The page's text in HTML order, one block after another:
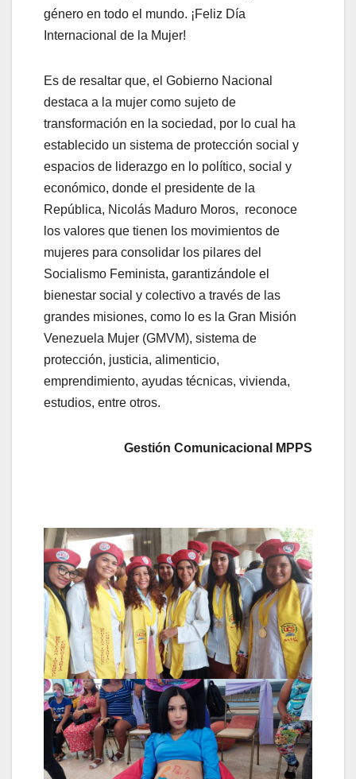
género en todo el mundo. ¡Feliz Día
Internacional de la Mujer!
Es de resaltar que, el Gobierno Nacional
destaca a la mujer como sujeto de
transformación en la sociedad, por lo cual ha
establecido un sistema de protección social y
espacios de liderazgo en lo político, social y
económico, donde el presidente de la
República, Nicolás Maduro Moros, reconoce
los valores que tienen los movimientos de
mujeres para consolidar los pilares del
Socialismo Feminista, garantizándole el
bienestar social y colectivo a través de las
grandes misiones, como lo es la Gran Misión
Venezuela Mujer (GMVM), sistema de
protección, justicia, alimenticio,
emprendimiento, ayudas técnicas, vivienda,
estudios, entre otros.
Gestión Comunicacional MPPS